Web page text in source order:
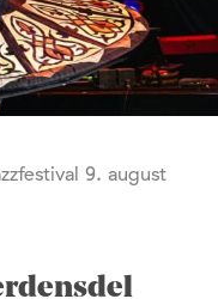
9. august